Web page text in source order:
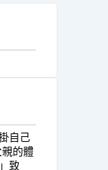
自己
的體
致